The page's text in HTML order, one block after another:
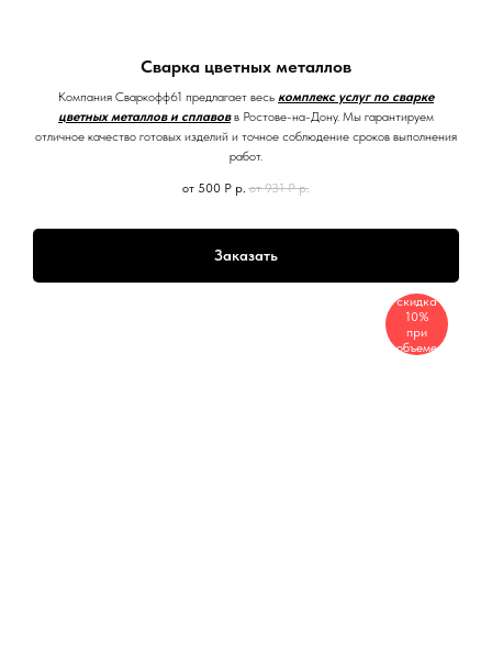
Сварка цветных металлов
Компания Сваркофф61 предлагает весь комплекс услуг по сварке
цветных металлов и сплавовв Ростове-на-Дону. Мы гарантируем
отличное качество готовых изделий и точное соблюдение сроков выполнения
работ.
от 500 Р р. от 931 Р р.
Заказать
скидка
10%
при
объеме